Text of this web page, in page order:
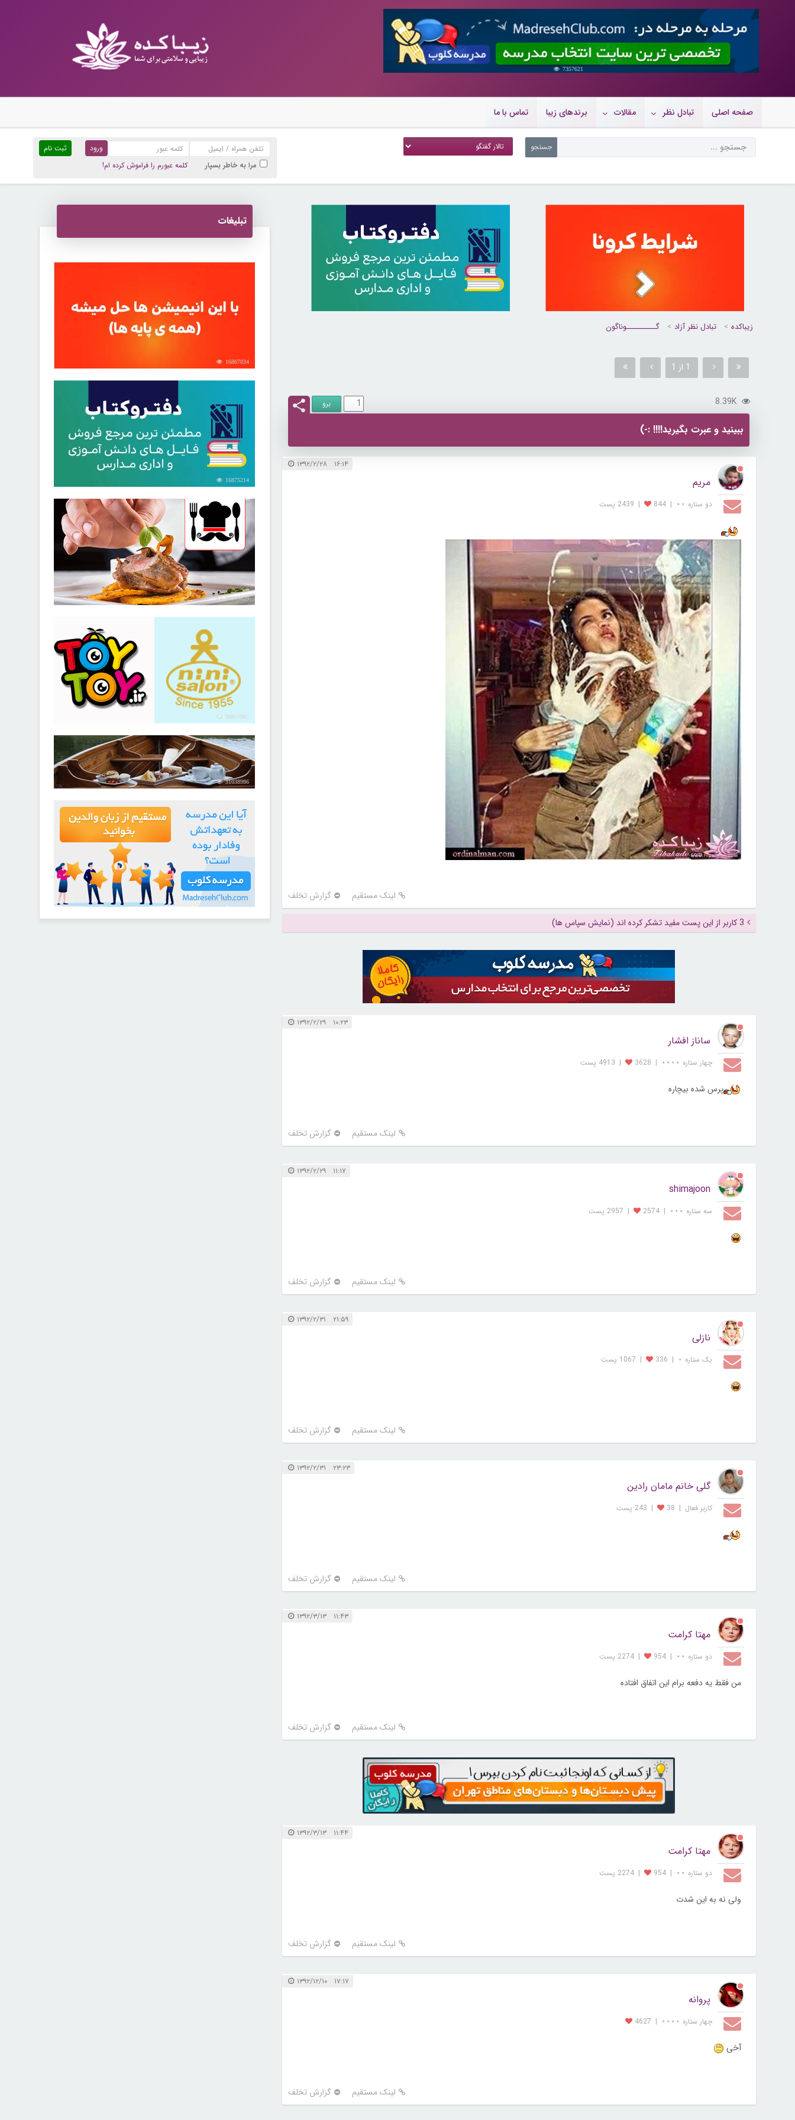
7357621
صفحه اصلی تبادل نظر مقالات برندهای زیبا تماس با ما
ثبت نام
مرا به خاطر بسپار
کلمه عبورم را فراموش کرده ام!
زیباکده تبادل نظر آزاد گــــــــــوناگون
1 از 1
8.39K
ببینید و عبرت بگیرید!!!! :-)
۱۶:۱۴ ۱۳۹۲/۲/۲۸
مریم
دو ستاره ⋆⋆ |
844
| 2439 پست
لینک مستقیم گزارش تخلف
3 کاربر از این پست مفید تشکر کرده اند (نمایش سپاس ها)
۱۰:۲۳ ۱۳۹۲/۲/۲۹
ساناز افشار
چهار ستاره ⋆⋆⋆⋆ |
3628
| 4913 پست
پرس شده بیچاره
لینک مستقیم گزارش تخلف
۱۱:۱۷ ۱۳۹۲/۲/۲۹
shimajoon
سه ستاره ⋆⋆⋆ |
2574
| 2957 پست
لینک مستقیم گزارش تخلف
۲۱:۵۹ ۱۳۹۲/۲/۳۱
نازلی
یک ستاره ⋆ |
336
| 1067 پست
لینک مستقیم گزارش تخلف
۲۳:۲۳ ۱۳۹۲/۲/۳۱
گلی خانم مامان رادین
کاربر فعال |
38
| 243 پست
لینک مستقیم گزارش تخلف
۱۱:۴۳ ۱۳۹۲/۳/۱۳
مهتا کرامت
دو ستاره ⋆⋆ |
954
| 2274 پست
من فقط یه دفعه برام این اتفاق افتاده
لینک مستقیم گزارش تخلف
۱۱:۴۴ ۱۳۹۲/۳/۱۳
مهتا کرامت
دو ستاره ⋆⋆ |
954
| 2274 پست
ولی نه به این شدت
لینک مستقیم گزارش تخلف
۱۷:۱۷ ۱۳۹۲/۱۲/۱۰
پروانه
چهار ستاره ⋆⋆⋆⋆ |
4627
آخی
لینک مستقیم گزارش تخلف
تبلیغات
16867034
16875214
30253829
30814961
31038986
21727124